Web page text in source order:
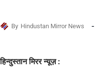
By Hindustan Mirror News
हिन्दुस्तान मिरर न्यूज़ :